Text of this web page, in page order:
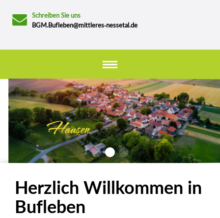
Schreiben Sie uns
BGM.Bufleben@mittleres-nessetal.de
Herzlich Willkommen in
Bufleben